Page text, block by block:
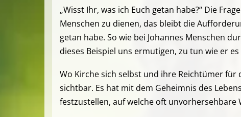
„Wisst Ihr, was ich Euch getan habe?“ Die
Menschen zu dienen, das bleibt die
getan habe. So wie bei Johannes Menschen
dieses Beispiel uns ermutigen, zu tun wie er
Wo Kirche sich selbst und ihre Reichtümer für
sichtbar. Es hat mit dem Geheimnis des
festzustellen, auf welche oft unvorhersehbare